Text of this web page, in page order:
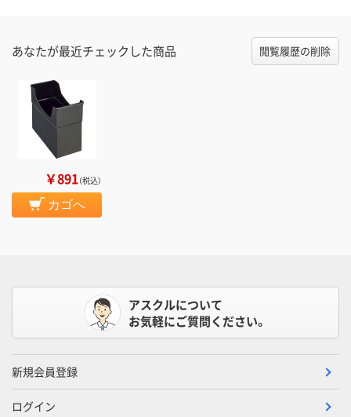
あなたが最近チェックした商品 閲覧履歴の削除
￥891（税込）
カゴへ
アスクルについて
お気軽にご質問ください。
新規会員登録
ログイン